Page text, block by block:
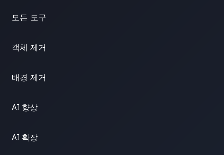
모든 도구
객체 제거
배경 제거
AI 향상
AI 확장